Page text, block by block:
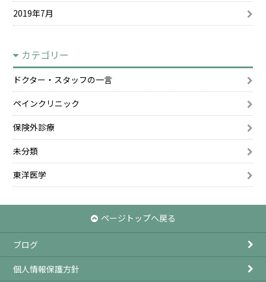
2019年7月
カテゴリー
ドクター・スタッフの一言
ペインクリニック
保険外診療
未分類
東洋医学
ページトップへ戻る
ブログ
個人情報保護方針